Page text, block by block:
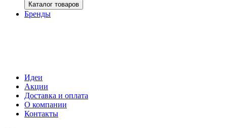
Каталог товаров
Бренды
Идеи
Акции
Доставка и оплата
О компании
Контакты